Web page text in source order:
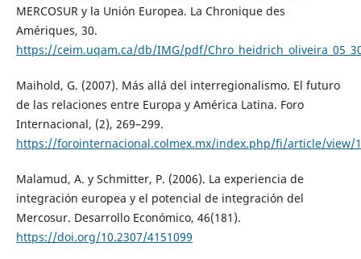
MERCOSUR y la Unión Europea. La Chronique des
Amériques, 30.
https://ceim.uqam.ca/db/IMG/pdf/
Maihold, G. (2007). Más allá del interregionalismo. El futuro
de las relaciones entre Europa y América Latina. Foro
Internacional, (2), 269–299.
https://forointernacional.colmex.mx/index.php/fi/article/view/
Malamud, A. y Schmitter, P. (2006). La experiencia de
integración europea y el potencial de integración del
Mercosur. Desarrollo Económico, 46(181).
https://doi.org/10.2307/4151099